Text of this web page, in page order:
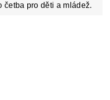
četba pro děti a mládež.